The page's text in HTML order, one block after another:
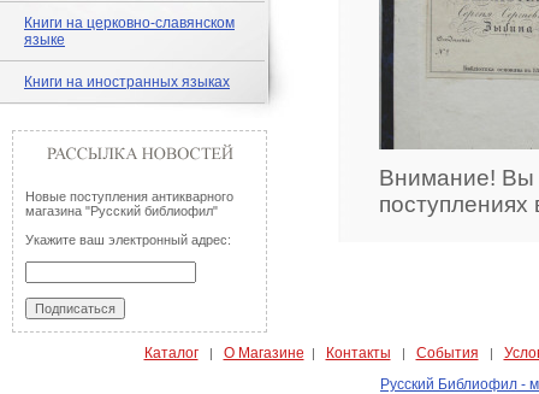
Книги на церковно-славянском
языке
Книги на иностранных языках
Новые поступления антикварного
магазина "Русский библиофил"
Укажите ваш электронный адрес:
Внимание! Вы
Каталог| О Магазине | Контакты | События |
Русский Библиофил -